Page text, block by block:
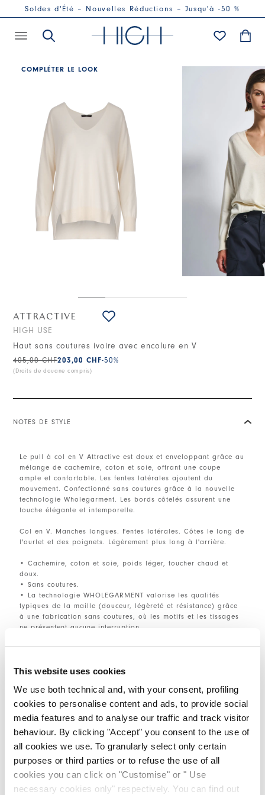
This website uses cookies
We use both technical and, with your consent, profiling
cookies to personalise content and ads, to provide social
media features and to analyse our traffic and track visitor
behaviour. By clicking "Accept" you consent to the use of
all cookies we use. To granularly select only certain
purposes or third parties or to refuse the use of all
cookies you can click on "Customise" or " Use
necessary cookies only" respectively. You can find out
Soldes d'Été – Nouvelles Réductions – Jusqu'à -50 %
COMPLÉTER LE LOOK
ATTRACTIVE
HIGH USE
Haut sans coutures ivoire avec encolure en V
203,00 CHF
405,00 CHF -50%
(Droits de douane compris)
NOTES DE STYLE
Le pull à col en V Attractive est doux et enveloppant grâce au
mélange de cachemire, coton et soie, offrant une coupe
ample et confortable. Les fentes latérales ajoutent du
mouvement. Confectionné sans coutures grâce à la nouvelle
technologie Wholegarment. Les bords côtelés assurent une
touche élégante et intemporelle.
Col en V. Manches longues. Fentes latérales. Côtes le long de
l'ourlet et des poignets. Légèrement plus long à l'arrière.
• Cachemire, coton et soie, poids léger, toucher chaud et
doux.
• Sans coutures.
• La technologie WHOLEGARMENT valorise les qualités
typiques de la maille (douceur, légèreté et résistance) grâce
à une fabrication sans coutures, où les motifs et les tissages
ne présentent aucune interruption.
DÉTAILS PRODUIT
Contactez-nous | Expédition | Partager